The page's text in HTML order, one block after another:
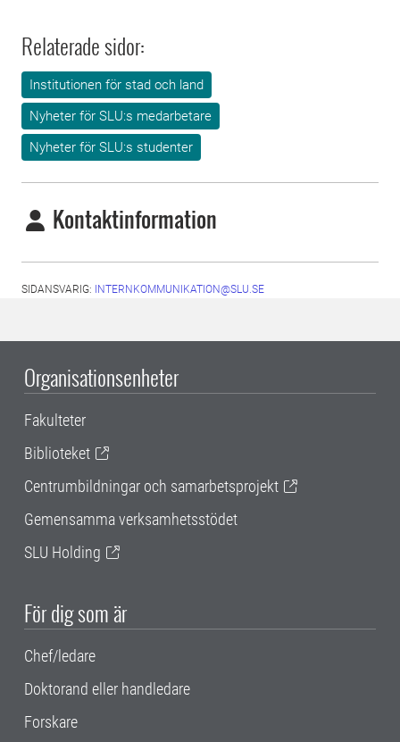
Relaterade sidor:
Institutionen för stad och land
Nyheter för SLU:s medarbetare
Nyheter för SLU:s studenter
Kontaktinformation
SIDANSVARIG: INTERNKOMMUNIKATION@SLU.SE
Organisationsenheter
Fakulteter
Biblioteket
Centrumbildningar och samarbetsprojekt
Gemensamma verksamhetsstödet
SLU Holding
För dig som är
Chef/ledare
Doktorand eller handledare
Forskare